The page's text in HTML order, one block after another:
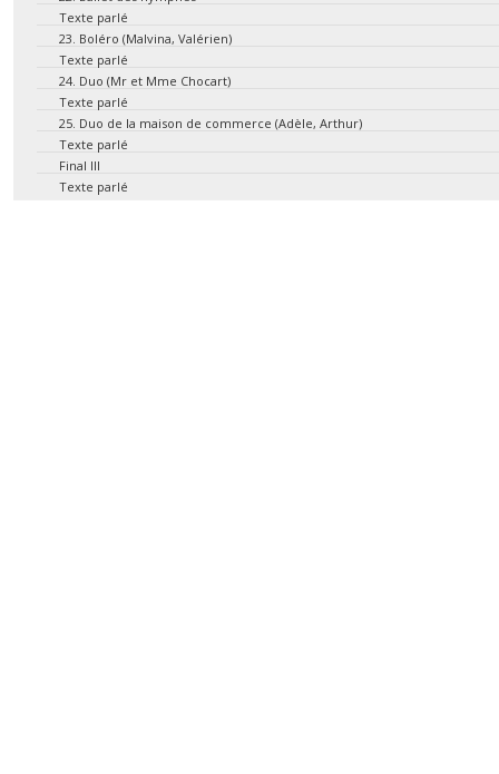
Texte parlé
23. Boléro (Malvina, Valérien)
Texte parlé
24. Duo (Mr et Mme Chocart)
Texte parlé
25. Duo de la maison de commerce (Adèle, Arthur)
Texte parlé
Final III
Texte parlé